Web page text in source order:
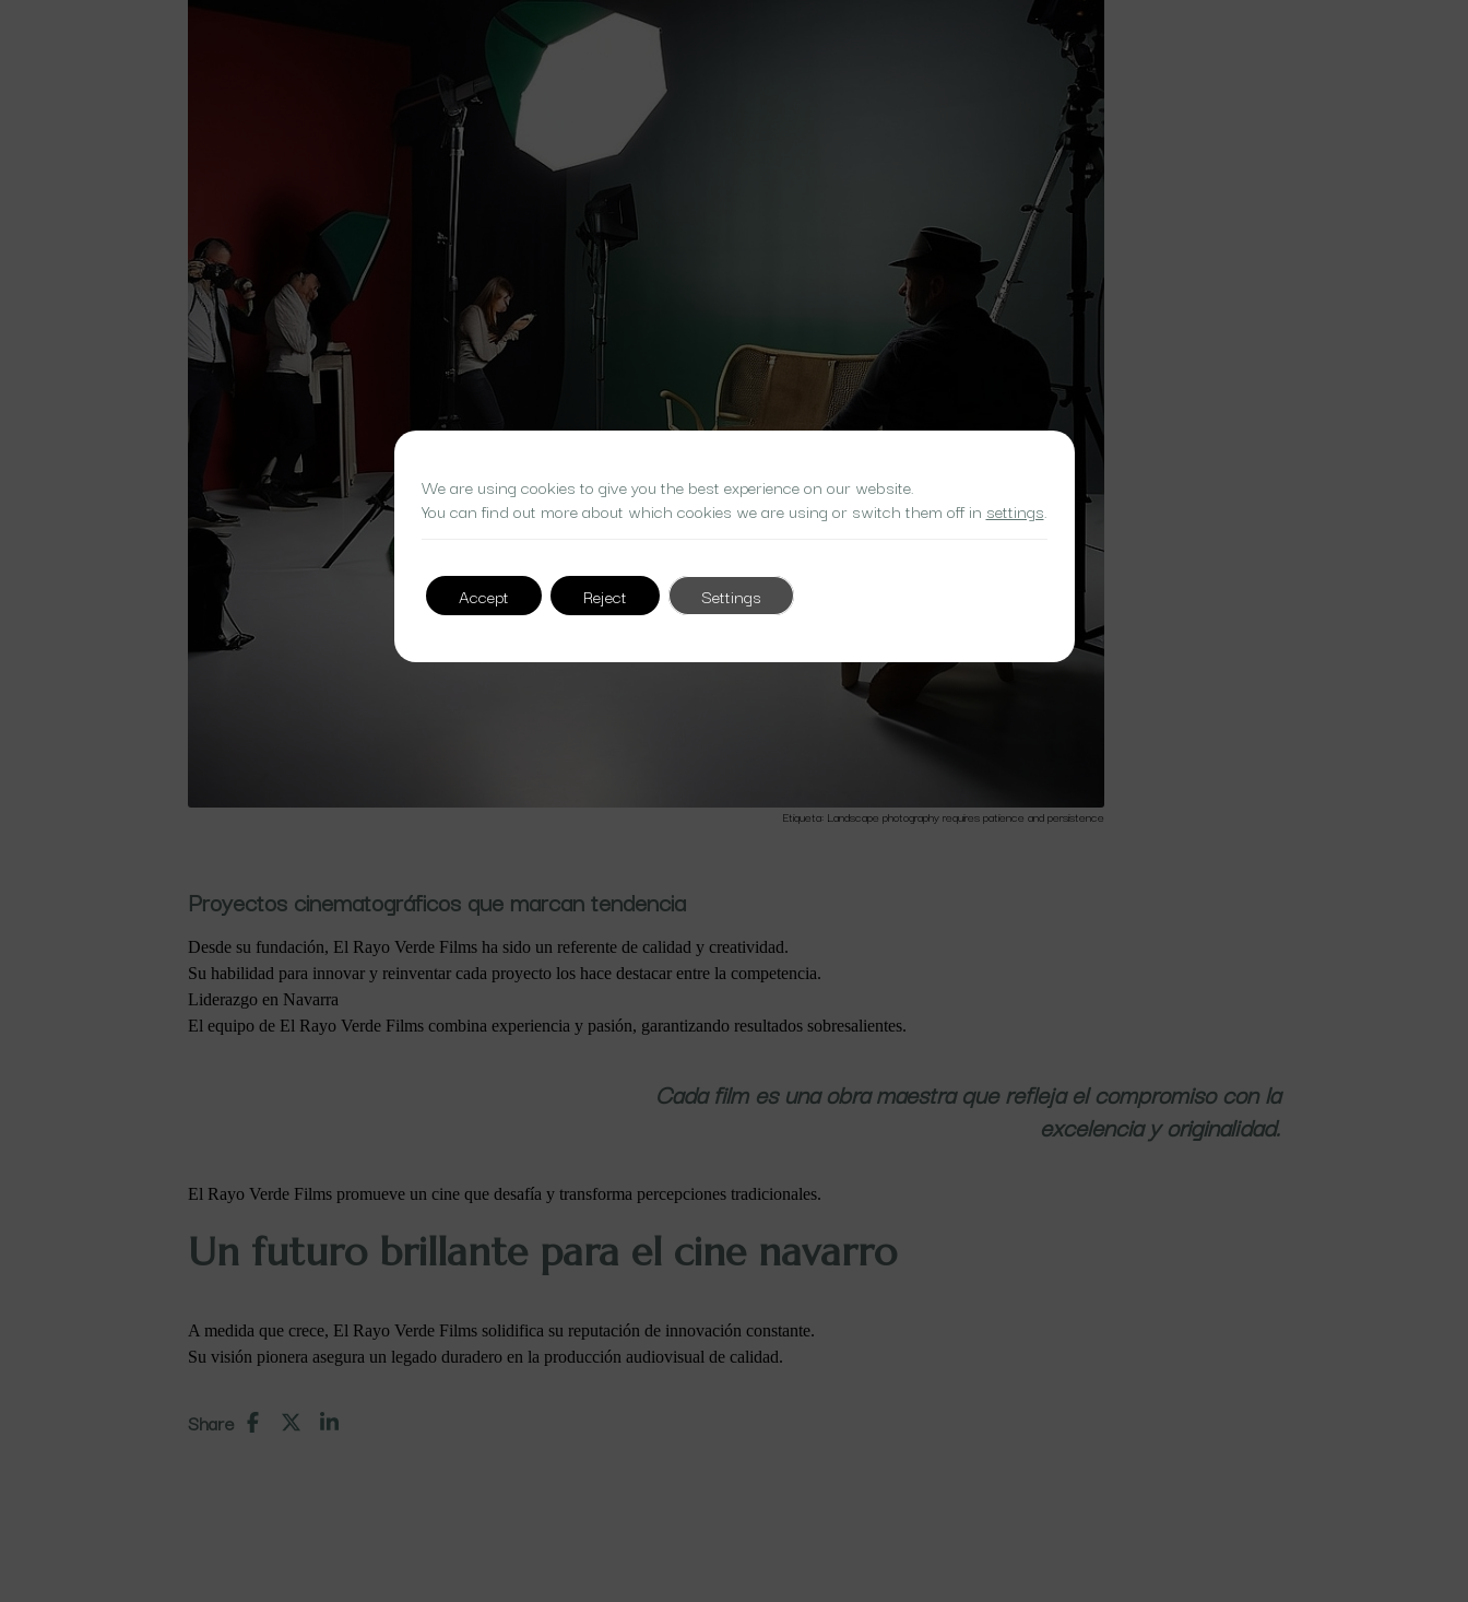
Etiqueta: Landscape photography requires patience and persistence
Proyectos cinematográficos que marcan tendencia
Desde su fundación, El Rayo Verde Films ha sido un referente de calidad y creatividad.
Su habilidad para innovar y reinventar cada proyecto los hace destacar entre la competencia.
Liderazgo en Navarra
El equipo de El Rayo Verde Films combina experiencia y pasión, garantizando resultados sobresalientes.
Cada film es una obra maestra que refleja el compromiso con la
excelencia y originalidad.
El Rayo Verde Films promueve un cine que desafía y transforma percepciones tradicionales.
Un futuro brillante para el cine navarro
A medida que crece, El Rayo Verde Films solidifica su reputación de innovación constante.
Su visión pionera asegura un legado duradero en la producción audiovisual de calidad.
Share
We are using cookies to give you the best experience on our website.
You can find out more about which cookies we are using or switch them off in settings
Accept Reject Settings